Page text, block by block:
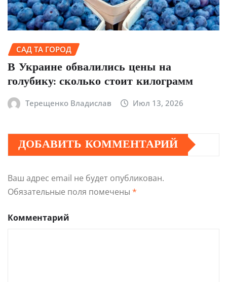
САД ТА ГОРОД
В Украине обвалились цены на
голубику: сколько стоит килограмм
Терещенко Владислав Июл 13, 2026
ДОБАВИТЬ КОММЕНТАРИЙ
Ваш адрес email не будет опубликован.
Обязательные поля помечены *
Комментарий